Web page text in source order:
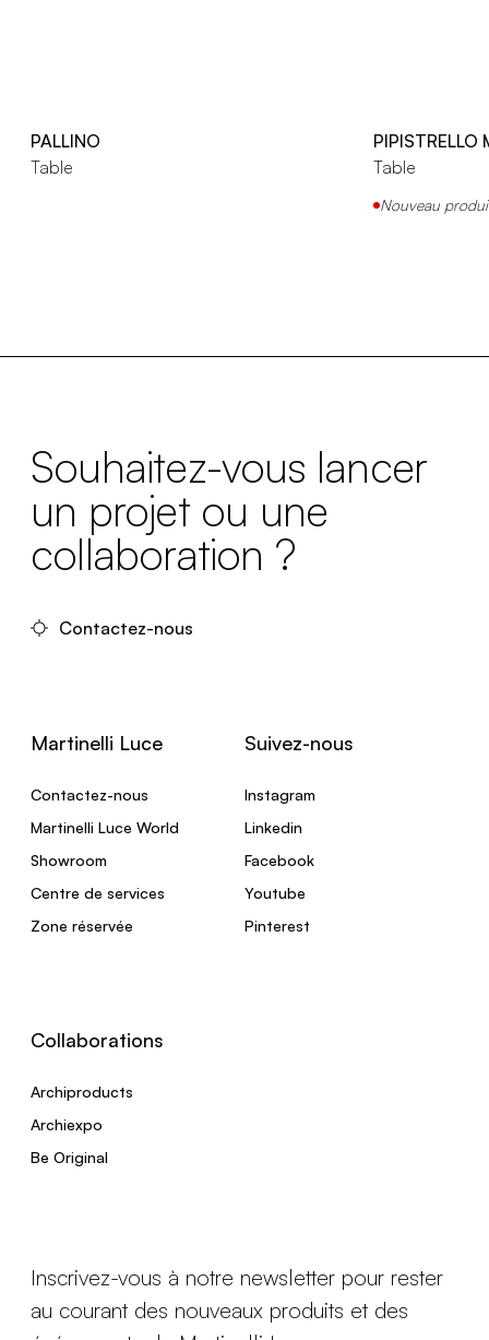
PALLINO
Table
PIPISTRELLO
Table
Nouveau
Souhaitez-vous lancer
un projet ou une
collaboration ?
Contactez-nous
Martinelli Luce
Contactez-nous
Martinelli Luce World
Showroom
Centre de services
Zone réservée
Suivez-nous
Instagram
Linkedin
Facebook
Youtube
Pinterest
Collaborations
Archiproducts
Archiexpo
Be Original
Inscrivez-vous à notre newsletter pour rester
au courant des nouveaux produits et des